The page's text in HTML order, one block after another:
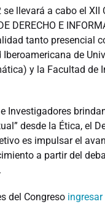
llevará a cabo el XII
DERECHO E
tanto presencial
Iberoamericana de
y la Facultad de
Investigadores
desde la Ética, el
es impulsar el
a partir del
del Congreso ingresar